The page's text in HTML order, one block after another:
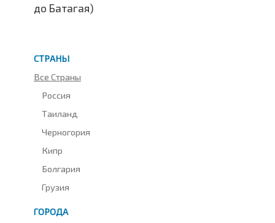
до Батагая)
СТРАНЫ
Все Страны
Россия
Таиланд
Черногория
Кипр
Болгария
Грузия
ГОРОДА